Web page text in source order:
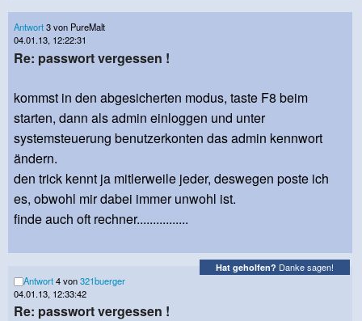
Antwort3 von PureMalt
04.01.13, 12:22:31
Re: passwort vergessen !
kommst in den abgesicherten modus, taste F8 beim
starten, dann als admin einloggen und unter
systemsteuerung benutzerkonten das admin kennwort
ändern.
den trick kennt ja mitlerweile jeder, deswegen poste ich
es, obwohl mir dabei immer unwohl ist.
finde auch oft rechner................
Hat geholfen? Danke sagen!
Antwort4 von321buerger
04.01.13, 12:33:42
Re: passwort vergessen !